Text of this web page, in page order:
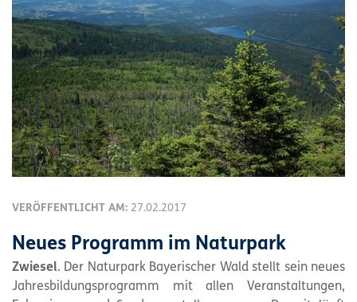
VERÖFFENTLICHT AM: 27.02.2017
Neues Programm im Naturpark
Zwiesel. Der NaturparkBayerischer Wald stellt sein neues
Jahresbildungsprogramm mit allen Veranstaltungen,